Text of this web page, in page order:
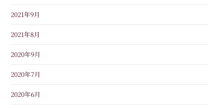
2021年9月
2021年8月
2020年9月
2020年7月
2020年6月